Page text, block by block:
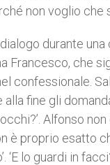
non voglio che
durante
Francesco, che
confessionale.
fine gli
Alfonso
è proprio
lo guardi in